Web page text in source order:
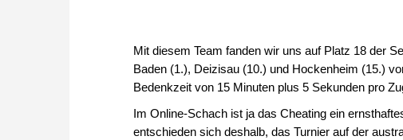
Mit diesem Team fanden wir uns auf Platz 18 der
Baden (1.), Deizisau (10.) und Hockenheim (15.)
Bedenkzeit von 15 Minuten plus 5 Sekunden pro
Im Online-Schach ist ja das Cheating ein
entschieden sich deshalb, das Turnier auf der